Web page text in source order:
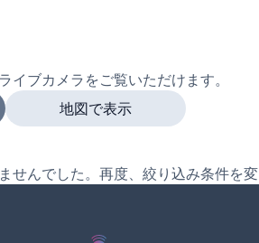
イブカメラをご覧いただけます。
せんでした。再度、絞り込み条件を
地図で表示